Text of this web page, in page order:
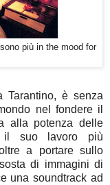
più in the mood for
Tarantino, è senza
nel fondere il
alla potenza delle
il suo lavoro più
a portare sullo
di immagini di
una soundtrack ad